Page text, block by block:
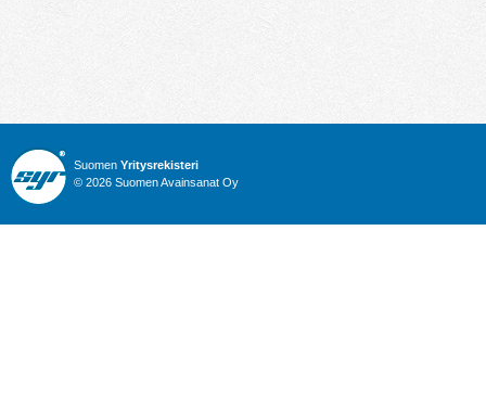
Suomen Yritysrekisteri
© 2026 Suomen Avainsanat Oy